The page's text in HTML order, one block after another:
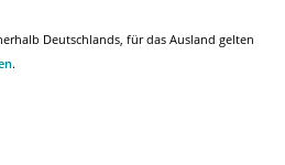
Deutschlands, für das Ausland gelten
.